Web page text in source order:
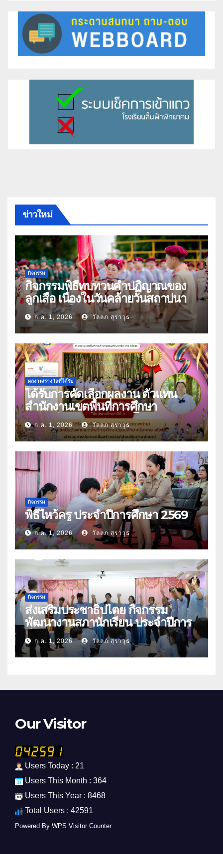
ข่าวใหม่
กิจกรรม
กิจกรรมพิธีทบทวนคำปฏิญาณของ
ลูกเสือ เนื่องในวันคล้ายวันสถาปนา
คณะลูกเสือแห่งชาติ ประจำปี 2569
ก.ค. 1, 2026 วัลลภ สุราวุธ
ผลงาน/รางวัลที่ได้รับ
ได้รับการคัดเลือกผลงาน ตัวแทน
สำนักงานเขตพื้นที่การศึกษา
มัธยมศึกษาศรีสะเกษ ยโสธร
ก.ค. 1, 2026 วัลลภ สุราวุธ
กิจกรรม
พิธีไหว้ครู ประจำปีการศึกษา 2569
ก.ค. 1, 2026 วัลลภ สุราวุธ
กิจกรรม
ส่งเสริมประชาธิปไตย กิจกรรม
พัฒนางานสภานักเรียน ประจำปีการ
ศึกษา 2569
ก.ค. 1, 2026 วัลลภ สุราวุธ
Our Visitor
Users Today : 21
Users This Month : 364
Users This Year : 8468
Total Users : 42591
Powered By WPS Visitor Counter